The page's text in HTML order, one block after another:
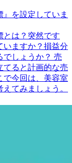
を設定していま
とは？突然です
いますか？損益分
でしょうか？ 売
てると計画的な売
で今回は、美容室
てみましょう。